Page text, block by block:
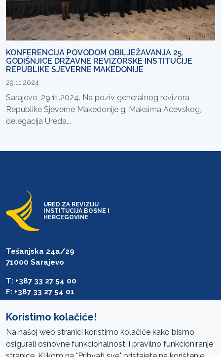
KONFERENCIJA POVODOM OBILJEŽAVANJA 25.
GODIŠNJICE DRŽAVNE REVIZORSKE INSTITUCIJE
REPUBLIKE SJEVERNE MAKEDONIJE
29.11.2024
Sarajevo, 29.11.2024. Na poziv generalnog revizora
Republike Sjeverne Makedonije g. Maksima Acevskog,
delegacija Ureda...
URED ZA REVIZIJU
INSTITUCIJA BOSNE I
HERCEGOVINE
Tešanjska 24a/29
71000 Sarajevo
T: +387 33 27 54 00
F: +387 33 27 54 01
Pristup informacijama
Koristimo kolačiće!
Na našoj web stranici koristimo kolačiće kako bismo
osigurali osnovne funkcionalnosti i pravilno funkcioniranje